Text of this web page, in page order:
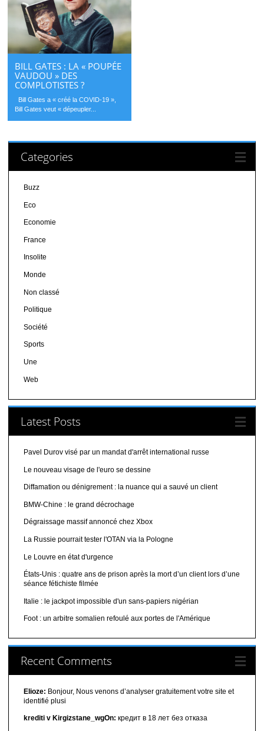
BILL GATES : LA « POUPÉE
VAUDOU » DES
COMPLOTISTES ?
Bill Gates a « créé la COVID-19 »,
Bill Gates veut « dépeupler...
Categories
Buzz
Eco
Economie
France
Insolite
Monde
Non classé
Politique
Société
Sports
Une
Web
Latest Posts
Pavel Durov visé par un mandat d'arrêt international russe
Le nouveau visage de l'euro se dessine
Diffamation ou dénigrement : la nuance qui a sauvé un client
BMW-Chine : le grand décrochage
Dégraissage massif annoncé chez Xbox
La Russie pourrait tester l'OTAN via la Pologne
Le Louvre en état d'urgence
États-Unis : quatre ans de prison après la mort d’un client lors d’une
séance fétichiste filmée
Italie : le jackpot impossible d'un sans-papiers nigérian
Foot : un arbitre somalien refoulé aux portes de l'Amérique
Recent Comments
Elioze: Bonjour, Nous venons d’analyser gratuitement votre site et
identifié plusi
krediti v Kirgizstane_wgOn: кредит в 18 лет без отказа